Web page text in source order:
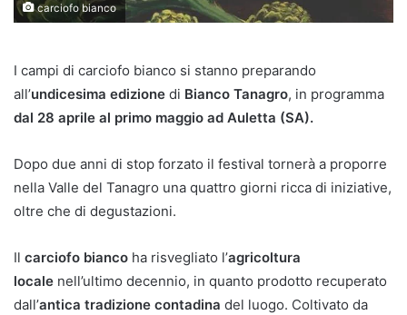
carciofo bianco
I campi di carciofo bianco si stanno preparando
all’undicesima edizione di Bianco Tanagro, in programma
dal 28 aprile al primo maggio ad Auletta (SA).
Dopo due anni di stop forzato il festival tornerà a proporre
nella Valle del Tanagro una quattro giorni ricca di iniziative,
oltre che di degustazioni.
Il carciofo bianco ha risvegliato l’agricoltura
locale nell’ultimo decennio, in quanto prodotto recuperato
dall’antica tradizione contadina del luogo. Coltivato da